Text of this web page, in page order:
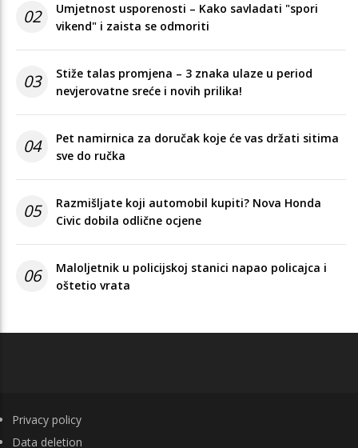
02
Umjetnost usporenosti – Kako savladati "spori
vikend" i zaista se odmoriti
03
Stiže talas promjena – 3 znaka ulaze u period
nevjerovatne sreće i novih prilika!
04
Pet namirnica za doručak koje će vas držati sitima
sve do ručka
05
Razmišljate koji automobil kupiti? Nova Honda
Civic dobila odlične ocjene
06
Maloljetnik u policijskoj stanici napao policajca i
oštetio vrata
FOOTER
Privacy policy
Data deletion